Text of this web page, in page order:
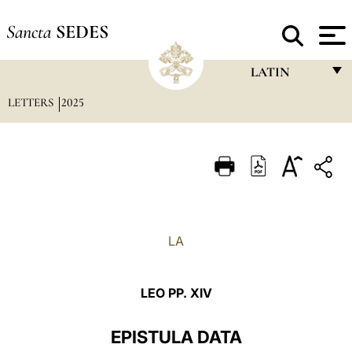
Sancta SEDES
LATIN
ITALIANO
LETTERS 2025
LA
LEO PP. XIV
EPISTULA DATA